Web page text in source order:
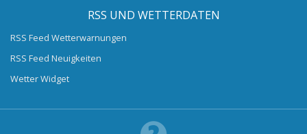
RSS UND WETTERDATEN
RSS Feed Wetterwarnungen
RSS Feed Neuigkeiten
Wetter Widget